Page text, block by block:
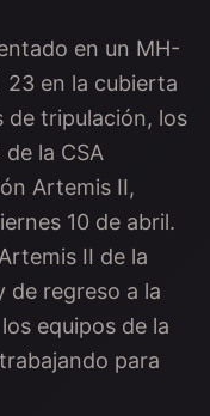
en un MH-
23 en la cubierta
de tripulación, los
la CSA
Artemis II,
10 de abril.
II de la
de regreso a la
equipos de la
para